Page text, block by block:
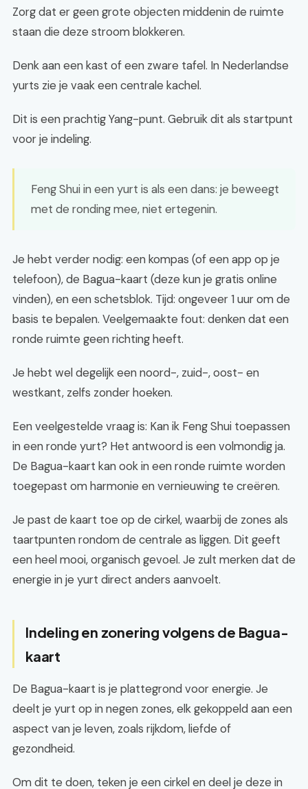
Zorg dat er geen grote objecten middenin de ruimte
staan die deze stroom blokkeren.
Denk aan een kast of een zware tafel. In Nederlandse
yurts zie je vaak een centrale kachel.
Dit is een prachtig Yang-punt. Gebruik dit als startpunt
voor je indeling.
Feng Shui in een yurt is als een dans: je beweegt
met de ronding mee, niet ertegenin.
Je hebt verder nodig: een kompas (of een app op je
telefoon), de Bagua-kaart (deze kun je gratis online
vinden), en een schetsblok. Tijd: ongeveer 1 uur om de
basis te bepalen. Veelgemaakte fout: denken dat een
ronde ruimte geen richting heeft.
Je hebt wel degelijk een noord-, zuid-, oost- en
westkant, zelfs zonder hoeken.
Een veelgestelde vraag is: Kan ik Feng Shui toepassen
in een ronde yurt? Het antwoord is een volmondig ja.
De Bagua-kaart kan ook in een ronde ruimte worden
toegepast om harmonie en vernieuwing te creëren.
Je past de kaart toe op de cirkel, waarbij de zones als
taartpunten rondom de centrale as liggen. Dit geeft
een heel mooi, organisch gevoel. Je zult merken dat de
energie in je yurt direct anders aanvoelt.
Indeling en zonering volgens de Bagua-
kaart
De Bagua-kaart is je plattegrond voor energie. Je
deelt je yurt op in negen zones, elk gekoppeld aan een
aspect van je leven, zoals rijkdom, liefde of
gezondheid.
Om dit te doen, teken je een cirkel en deel je deze in